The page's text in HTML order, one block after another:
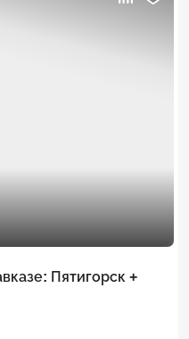
Пятигорск +